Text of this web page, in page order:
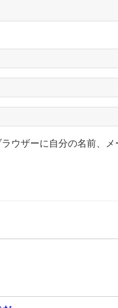
ウザーに自分の名前、